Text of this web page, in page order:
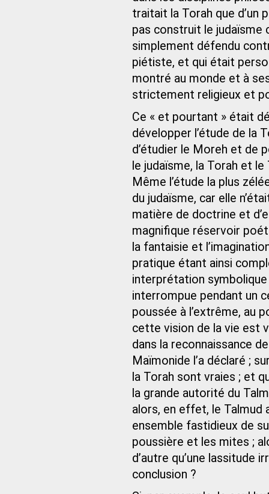
traitait la Torah que d’un
pas construit le judaïsme
simplement défendu
piétiste, et qui était
montré au monde et à
strictement religieux et
Ce « et pourtant » était
développer l’étude de la
d’étudier le Moreh et de
le judaïsme, la Torah et
Même l’étude la plus
du judaïsme, car elle
matière de doctrine et
magnifique réservoir
la fantaisie et
pratique étant ainsi
interprétation
interrompue pendant un
poussée à l’extrême, au
cette vision de la vie est
dans la reconnaissance
Maïmonide l’a déclaré ;
la Torah sont vraies ; et
la grande autorité du
alors, en effet, le Talmud
ensemble fastidieux de
poussière et les mites ;
d’autre qu’une lassitude
conclusion ?